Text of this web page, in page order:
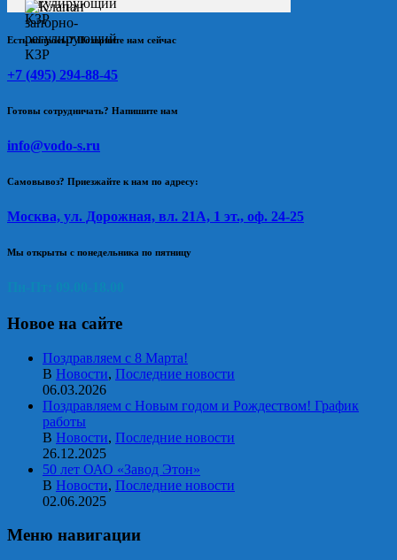
Есть вопросы? Позвоните нам сейчас
+7 (495) 294-88-45
Готовы сотрудничать? Напишите нам
info@vodo-s.ru
Самовывоз? Приезжайте к нам по адресу:
Москва, ул. Дорожная, вл. 21А, 1 эт., оф. 24-25
Мы открыты с понедельника по пятницу
Новое на сайте
Поздравляем с 8 Марта!
В Новости, Последние новости
06.03.2026
Поздравляем с Новым годом и Рождеством! График
работы
В Новости, Последние новости
26.12.2025
50 лет ОАО «Завод Этон»
В Новости, Последние новости
02.06.2025
Меню навигации